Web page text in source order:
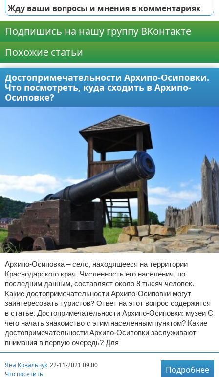
Жду ваши вопросы и мнения в комментариях
Подпишись на нашу группу ВКонтакте
Похожие статьи
Достопримечательности Архипо-Осиповки.
Что посмотреть, куда сходить в Архипо-
Осиповке?
Архипо-Осиповка – село, находящееся на территории
Краснодарского края. Численность его населения, по
последним данным, составляет около 8 тысяч человек.
Какие достопримечательности Архипо-Осиповки могут
заинтересовать туристов? Ответ на этот вопрос содержится
в статье. Достопримечательности Архипо-Осиповки: музеи С
чего начать знакомство с этим населенным пунктом? Какие
достопримечательности Архипо-Осиповки заслуживают
внимания в первую очередь? Для
Яна Ковальчук 22-11-2021 09:00
Что посетить
Подробнее